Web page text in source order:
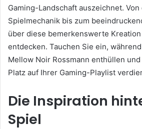
Gaming-Landschaft auszeichnet.
Spielmechanik bis zum
über diese bemerkenswerte
entdecken. Tauchen Sie ein,
Mellow Noir Rossmann enthüllen
Platz auf Ihrer Gaming-Playlist
Die Inspiration
Spiel